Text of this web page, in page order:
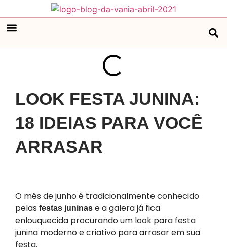
LOOK FESTA JUNINA:
18 IDEIAS PARA VOCÊ
ARRASAR
O mês de junho é tradicionalmente conhecido
pelas festas juninas e a galera já fica
enlouquecida procurando um look para festa
junina moderno e criativo para arrasar em sua
festa.